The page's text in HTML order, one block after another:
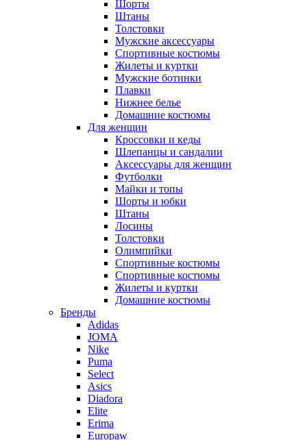
Шорты
Штаны
Толстовки
Мужские аксессуары
Спортивные костюмы
Жилеты и куртки
Мужские ботинки
Плавки
Нижнее белье
Домашние костюмы
Для женщин
Кроссовки и кеды
Шлепанцы и сандалии
Аксессуары для женщин
Футболки
Майки и топы
Шорты и юбки
Штаны
Лосины
Толстовки
Олимпийки
Спортивные костюмы
Спортивные костюмы
Жилеты и куртки
Домашние костюмы
Бренды
Adidas
JOMA
Nike
Puma
Select
Asics
Diadora
Elite
Erima
Europaw